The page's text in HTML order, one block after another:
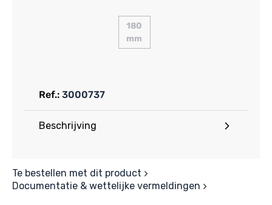
Ref.: 3000737
Beschrijving
Te bestellen met dit product
Documentatie & wettelijke vermeldingen
180
mm